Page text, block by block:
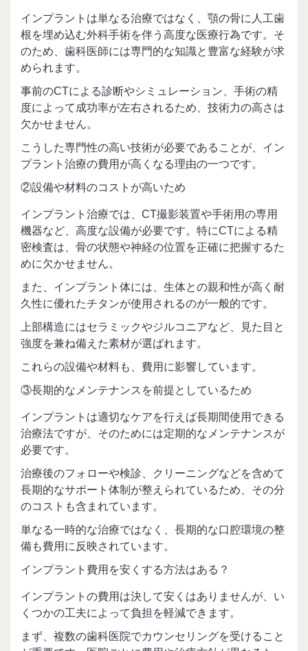
インプラントは単なる治療ではなく、顎の骨に人工歯
根を埋め込む外科手術を伴う高度な医療行為です。そ
のため、歯科医師には専門的な知識と豊富な経験が求
められます。
事前のCTによる診断やシミュレーション、手術の精
度によって成功率が左右されるため、技術力の高さは
欠かせません。
こうした専門性の高い技術が必要であることが、イン
プラント治療の費用が高くなる理由の一つです。
②設備や材料のコストが高いため
インプラント治療では、CT撮影装置や手術用の専用
機器など、高度な設備が必要です。特にCTによる精
密検査は、骨の状態や神経の位置を正確に把握するた
めに欠かせません。
また、インプラント体には、生体との親和性が高く耐
久性に優れたチタンが使用されるのが一般的です。
上部構造にはセラミックやジルコニアなど、見た目と
強度を兼ね備えた素材が選ばれます。
これらの設備や材料も、費用に影響しています。
③長期的なメンテナンスを前提としているため
インプラントは適切なケアを行えば長期間使用できる
治療法ですが、そのためには定期的なメンテナンスが
必要です。
治療後のフォローや検診、クリーニングなどを含めて
長期的なサポート体制が整えられているため、その分
のコストも含まれています。
単なる一時的な治療ではなく、長期的な口腔環境の整
備も費用に反映されています。
インプラント費用を安くする方法はある？
インプラントの費用は決して安くはありませんが、い
くつかの工夫によって負担を軽減できます。
まず、複数の歯科医院でカウンセリングを受けること